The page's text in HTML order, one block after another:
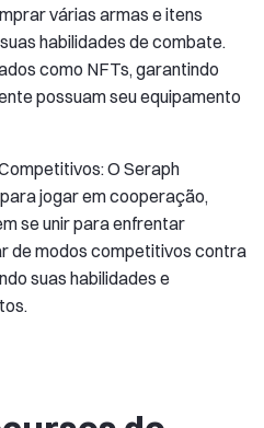
várias armas e itens
habilidades de combate.
como NFTs, garantindo
possuam seu equipamento
O Seraph
jogar em cooperação,
se unir para enfrentar
de modos competitivos contra
suas habilidades e